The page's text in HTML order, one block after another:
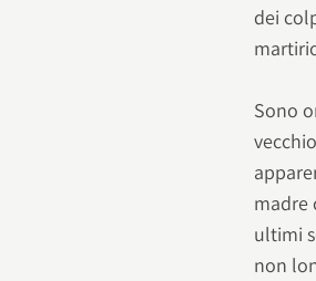
dei
Sono
madre
ultimi
non